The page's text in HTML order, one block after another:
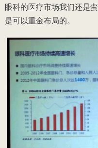
眼科的医疗市场我们还是
是可以重金布局的。